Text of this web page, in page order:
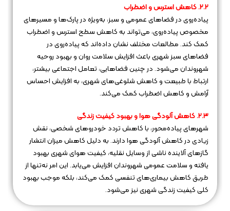
۲.۲. کاهش استرس و اضطراب
پیاده‌روی در فضاهای عمومی و سبز، به‌ویژه در پارک‌ها و مسیرهای
مخصوص پیاده‌روی، می‌تواند به کاهش سطح استرس و اضطراب
کمک کند. مطالعات مختلف نشان داده‌اند که پیاده‌روی در
فضاهای سبز شهری باعث افزایش سلامت روان و بهبود روحیه
شهروندان می‌شود. در چنین فضاهایی، تعامل اجتماعی بیشتر،
ارتباط با طبیعت و کاهش شلوغی‌های شهری، به افزایش احساس
آرامش و کاهش اضطراب کمک می‌کند.
۲.۳. کاهش آلودگی هوا و بهبود کیفیت زندگی
شهرهای پیاده‌محور، با کاهش تردد خودروهای شخصی، نقش
زیادی در کاهش آلودگی هوا دارند. به دلیل کاهش میزان انتشار
گازهای آلاینده ناشی از وسایل نقلیه، کیفیت هوای شهری بهبود
یافته و سلامت عمومی شهروندان افزایش می‌یابد. این امر نه‌تنها از
طریق کاهش بیماری‌های تنفسی کمک می‌کند، بلکه موجب بهبود
کلی کیفیت زندگی شهری نیز می‌شود.